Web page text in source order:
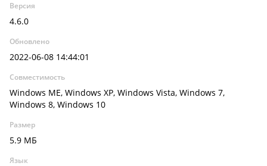
Версия
4.6.0
Обновлено
2022-06-08 14:44:01
Совместимость
Windows ME, Windows XP, Windows Vista, Windows 7,
Windows 8, Windows 10
Размер
5.9 МБ
Язык